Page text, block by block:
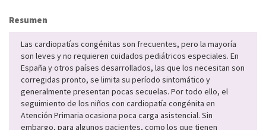
Resumen
Las cardiopatías congénitas son frecuentes, pero la mayoría
son leves y no requieren cuidados pediátricos especiales. En
España y otros países desarrollados, las que los necesitan son
corregidas pronto, se limita su período sintomático y
generalmente presentan pocas secuelas. Por todo ello, el
seguimiento de los niños con cardiopatía congénita en
Atención Primaria ocasiona poca carga asistencial. Sin
embargo, para algunos pacientes, como los que tienen